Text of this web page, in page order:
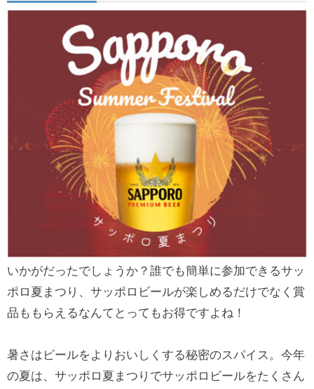
いかがだったでしょうか？誰でも簡単に参加できるサッ
ポロ夏まつり、サッポロビールが楽しめるだけでなく賞
品ももらえるなんてとってもお得ですよね！
暑さはビールをよりおいしくする秘密のスパイス。今年
の夏は、サッポロ夏まつりでサッポロビールをたくさん